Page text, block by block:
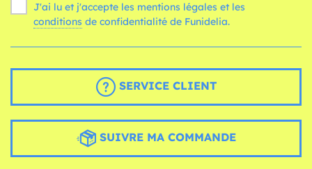
J'ai lu et j'accepte les mentions légales et les
conditions de confidentialité de Funidelia.
SERVICE CLIENT
SUIVRE MA COMMANDE